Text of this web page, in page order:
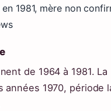
1981, mère non
de 1964 à 1981.
1970, période